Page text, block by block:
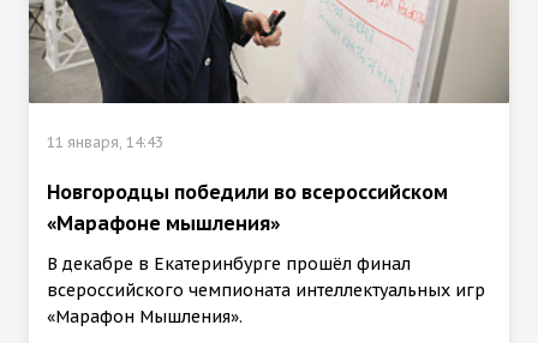
11 января, 14:43
Новгородцы победили во всероссийском
«Марафоне мышления»
В декабре в Екатеринбурге прошёл финал
всероссийского чемпионата интеллектуальных игр
«Марафон Мышления».